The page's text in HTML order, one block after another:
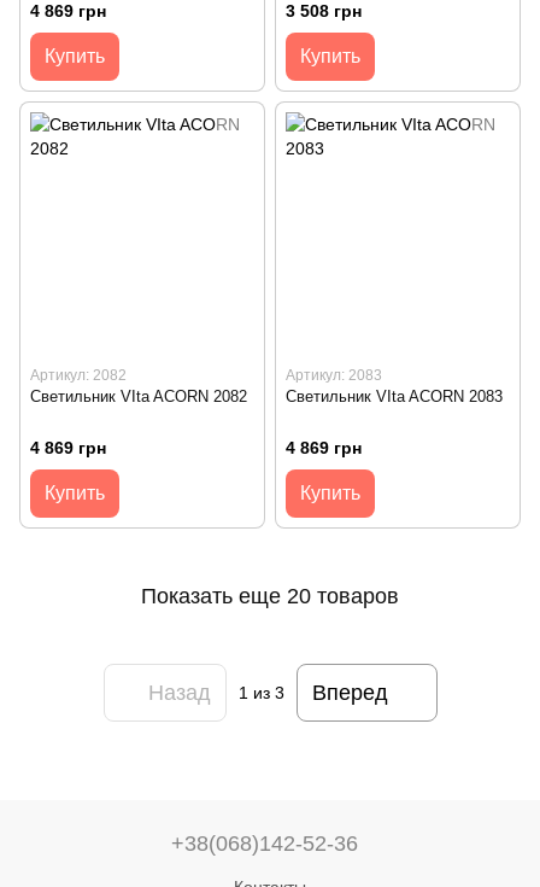
4 869 грн
Купить
3 508 грн
Купить
Артикул: 2082
Светильник VIta ACORN 2082
4 869 грн
Купить
Артикул: 2083
Светильник VIta ACORN 2083
4 869 грн
Купить
Показать еще 20 товаров
Назад 1из 3 Вперед
+38(068)142-52-36